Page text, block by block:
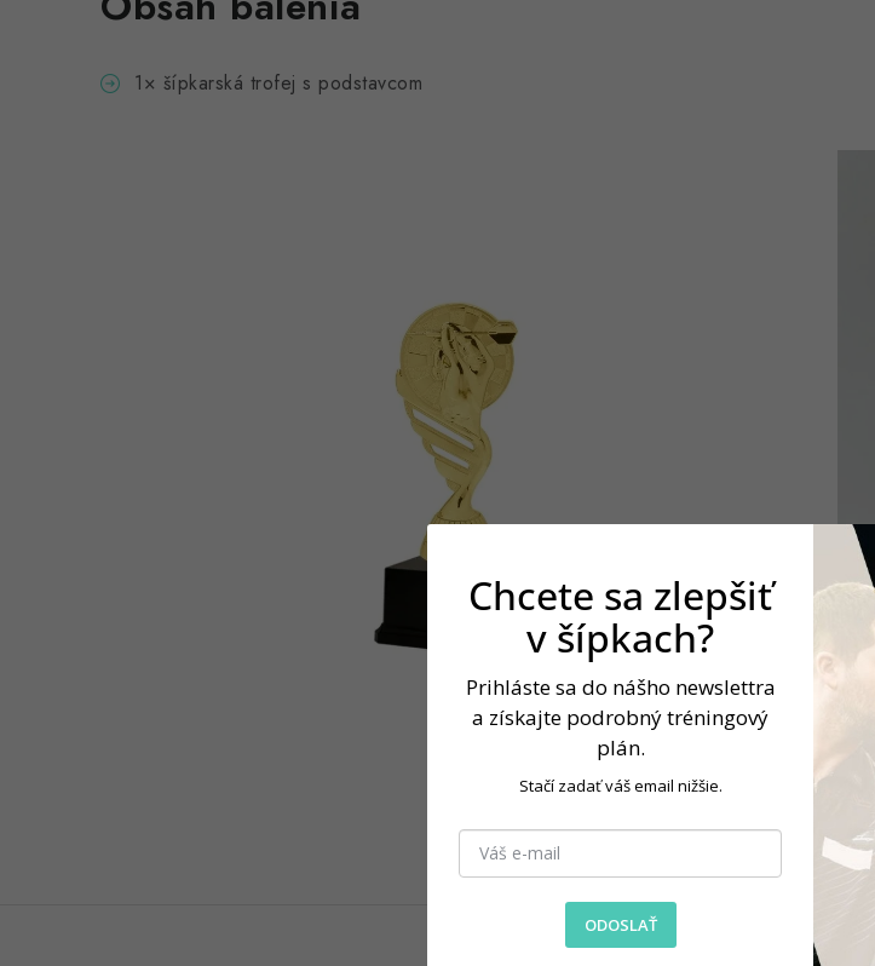
1× šípkarská trofej s podstavcom
Chcete sa zlepšiť
v šípkach?
Prihláste sa do nášho newslettra
a získajte podrobný tréningový
plán.
Stačí zadať váš email nižšie.
ODOSLAŤ